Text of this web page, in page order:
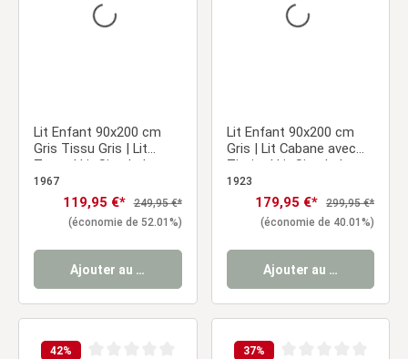
Lit Enfant 90x200 cm
Gris Tissu Gris | Lit
Tente | Lit Simple | avec
Sommier | Bois
1967
Prix de vente :
119,95 €* Prix régulier :
249,95 €*
(économie de 52.01%)
Ajouter au panier
Lit Enfant 90x200 cm
Gris | Lit Cabane avec
Tiroirs | Lit Simple | avec
Sommier | Bois
1923
Prix de vente :
179,95 €* Prix régulier :
299,95 €*
(économie de 40.01%)
Ajouter au panier
42% 37%